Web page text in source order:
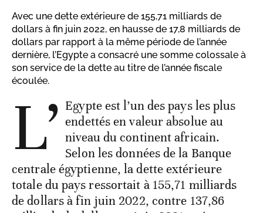
Avec une dette extérieure de 155,71 milliards de
dollars à fin juin 2022, en hausse de 17,8 milliards de
dollars par rapport à la même période de l’année
dernière, l’Egypte a consacré une somme colossale à
son service de la dette au titre de l’année fiscale
écoulée.
L’ Egypte est l’un des pays les plus
endettés en valeur absolue au
niveau du continent africain.
Selon les données de la Banque
centrale égyptienne, la dette extérieure
totale du pays ressortait à 155,71 milliards
de dollars à fin juin 2022, contre 137,86